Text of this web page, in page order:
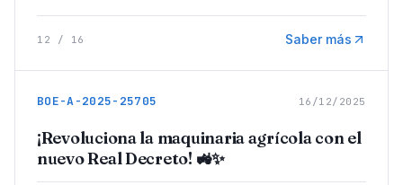
12 / 16 Saber más
BOE-A-2025-25705 16/12/2025
¡Revoluciona la maquinaria agrícola con el
nuevo Real Decreto! 🚜✨